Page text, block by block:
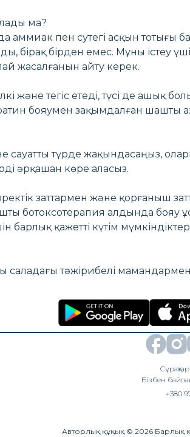
ма?
пен сутегі асқын тотығы
бірақ бірден емес. Мұны істеу
жасалғанын айту керек.
және тегіс етеді, түсі де ашық
бояумен зақымдалған шашты
сауатты түрде жақындасаңыз,
әрқашан көре аласыз.
заттармен және қорғаныш
ботоксотерапия алдында бояу
қажетті күтім
саладағы тәжірибелі
Бізбен
+380
Авторлық құқық © 2026 Барлық